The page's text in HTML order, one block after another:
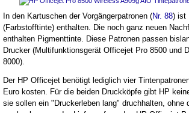
In den Kartuschen der Vorgängerpatronen (Nr. 88) ist
(Farbstofftinte) enthalten. Die noch ganz neuen
enthalten Pigmenttinte. Diese Patronen passen
Drucker (Multifunktionsgerät Officejet Pro 8500 und
8000).
Der HP Officejet benötigt lediglich vier
Euro kosten. Für die beiden Druckköpfe gibt HP
sie sollen ein "Druckerleben lang" druchhalten, ohne